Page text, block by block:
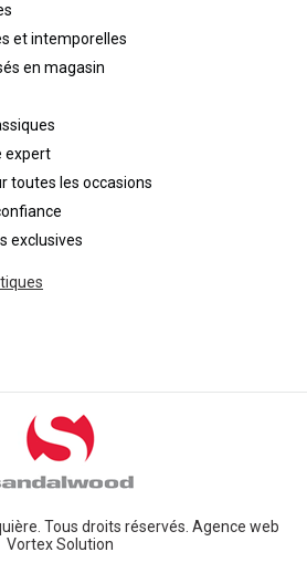
et intemporelles
en magasin
expert
toutes les occasions
exclusives
Tous droits réservés. Agence web
Vortex Solution